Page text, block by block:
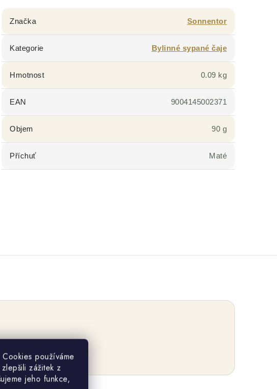
používáme
zážitek z
jeho funkce,
Značka Sonnentor
Kategorie Bylinné sypané čaje
Hmotnost 0.09 kg
EAN 9004145002371
Objem 90 g
Příchuť Maté